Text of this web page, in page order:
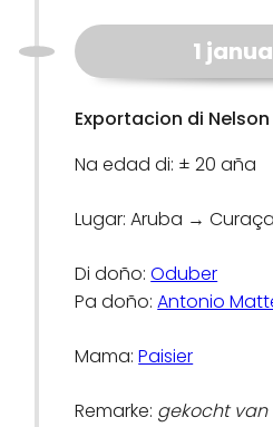
1
Exportacion di Nelson
Na edad di: ± 20 aña
Lugar: Aruba →
Di doño:Oduber
Pa doño:Antonio
Mama:Paisier
Remarke: gekocht